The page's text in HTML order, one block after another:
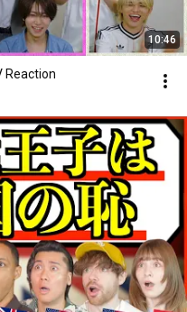
10:46
Reaction